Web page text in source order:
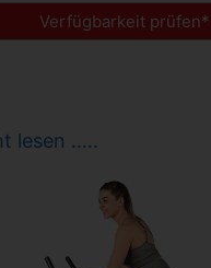
Verfügbarkeit prüfen*
lesen …..